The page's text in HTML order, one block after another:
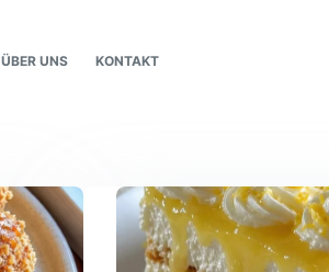
ÜBER UNS KONTAKT